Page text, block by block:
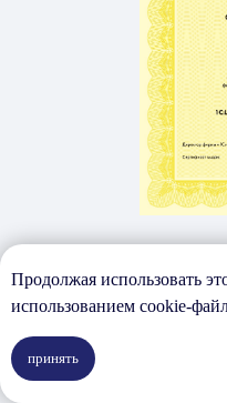
1С:
Продолжая использовать
использованием cookie-
принять